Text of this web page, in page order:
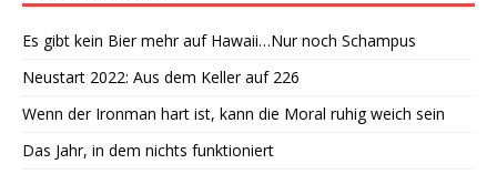
Es gibt kein Bier mehr auf Hawaii…Nur noch Schampus
Neustart 2022: Aus dem Keller auf 226
Wenn der Ironman hart ist, kann die Moral ruhig weich sein
Das Jahr, in dem nichts funktioniert